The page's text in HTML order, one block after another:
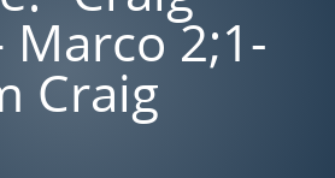
Marco 2;1-
Craig